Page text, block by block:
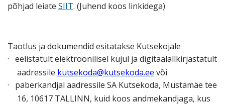
põhjad leiate SIIT. (Juhend koos linkidega)
Taotlus ja dokumendid esitatakse Kutsekojale
· eelistatult elektroonilisel kujul ja digitaalallkirjastatult
aadressile kutsekoda@kutsekoda.ee või
·
paberkandjal aadressile SA Kutsekoda, Mustamäe tee
16, 10617 TALLINN, kuid koos andmekandjaga, kus